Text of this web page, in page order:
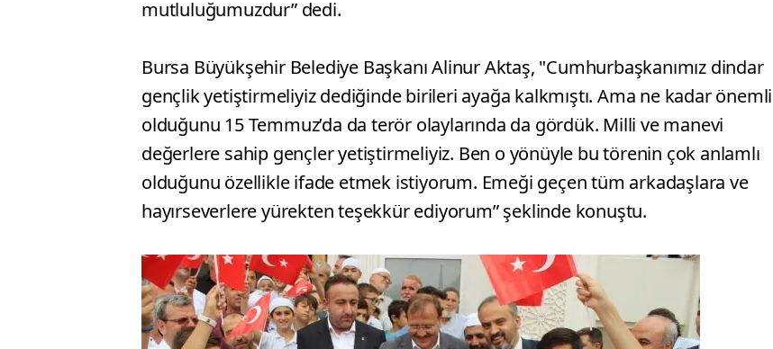
mutluluğumuzdur” dedi.
Bursa Büyükşehir Belediye Başkanı Alinur Aktaş, "Cumhurbaşkanımız dindar
gençlik yetiştirmeliyiz dediğinde birileri ayağa kalkmıştı. Ama ne kadar önemli
olduğunu 15 Temmuz’da da terör olaylarında da gördük. Milli ve manevi
değerlere sahip gençler yetiştirmeliyiz. Ben o yönüyle bu törenin çok anlamlı
olduğunu özellikle ifade etmek istiyorum. Emeği geçen tüm arkadaşlara ve
hayırseverlere yürekten teşekkür ediyorum” şeklinde konuştu.